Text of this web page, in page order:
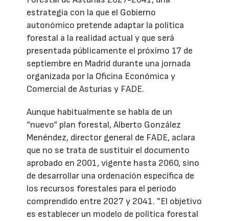
estrategia con la que el Gobierno
autonómico pretende adaptar la política
forestal a la realidad actual y que será
presentada públicamente el próximo 17 de
septiembre en Madrid durante una jornada
organizada por la Oficina Económica y
Comercial de Asturias y FADE.
Aunque habitualmente se habla de un
“nuevo“ plan forestal, Alberto González
Menéndez, director general de FADE, aclara
que no se trata de sustituir el documento
aprobado en 2001, vigente hasta 2060, sino
de desarrollar una ordenación específica de
los recursos forestales para el periodo
comprendido entre 2027 y 2041. ”El objetivo
es establecer un modelo de política forestal